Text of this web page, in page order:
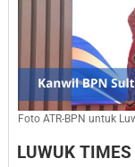
Foto ATR-BPN untuk
LUWUK TIMES